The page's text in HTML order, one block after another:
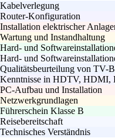
Kabelverlegung
Router-Konfiguration
Installation elektrischer
Wartung und Instandhaltung
Hard- und
Hard- und
Qualitätsbeurteilung von TV-
Kenntnisse in HDTV, HDMI,
PC-Aufbau und Installation
Netzwerkgrundlagen
Führerschein Klasse B
Reisebereitschaft
Technisches Verständnis